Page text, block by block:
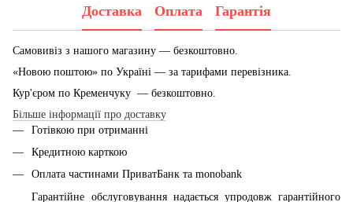
Доставка Оплата Гарантія
Самовивіз з нашого магазину — безкоштовно.
«Новою поштою» по Україні — за тарифами перевізника.
Кур'єром по Кременчуку — безкоштовно.
Більше інформації про доставку
Готівкою при отриманні
Кредитною карткою
Оплата частинами ПриватБанк та monobank
Гарантійне обслуговування надається упродовж гарантійного